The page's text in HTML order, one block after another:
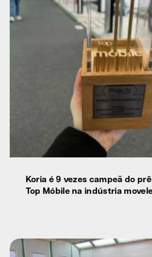
Koria é 9 vezes campeã do
Top Móbile na indústria